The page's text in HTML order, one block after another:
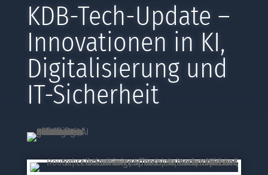
KDB-Tech-Update –
Innovationen in KI,
Digitalisierung und
IT-Sicherheit